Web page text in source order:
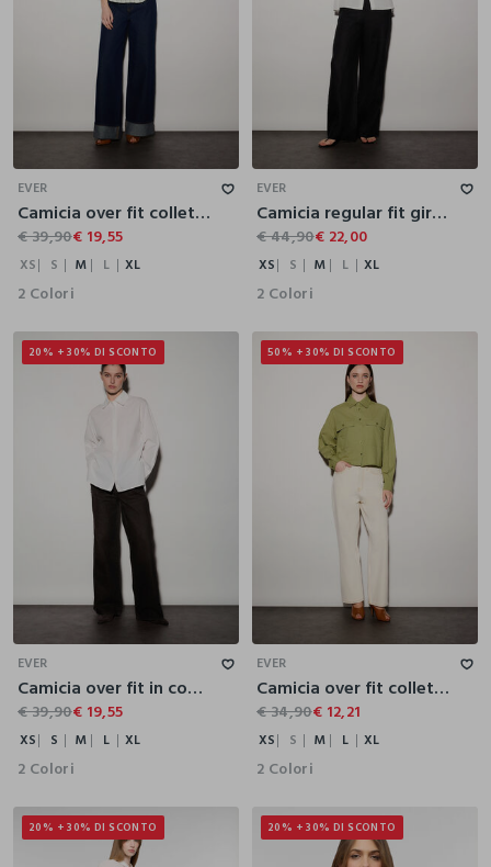
L
EVER
Camicia over fit colletto alla francese in puro cotone dobby a righe donna
€ 39,90€ 19,55
XS S M L XL
2 Colori
M
XL
EVER
Camicia regular fit girocollo in puro lino donna
€ 44,90€ 22,00
XS S M L XL
2 Colori
20% + 30% DI SCONTO
L
EVER
Camicia over fit in con collo alla francese in popeline donna
€ 39,90€ 19,55
XS S M L XL
2 Colori
50% + 30% DI SCONTO
XL
EVER
Camicia over fit colletto alla francese in popeline di puro cotone donna
€ 34,90€ 12,21
XS S M L XL
2 Colori
20% + 30% DI SCONTO 20% + 30% DI SCONTO